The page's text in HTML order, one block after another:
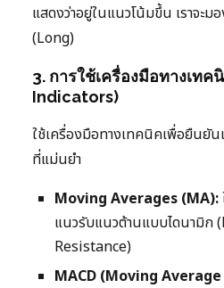
แสดงว่าอยู่ในแนวโน้มขึ้น เราจะม
(Long)
3. การใช้เครื่องมือทางเท
Indicators)
ใช้เครื่องมือทางเทคนิคเพื่อยืนยัน
ที่แม่นยำ
Moving Averages (MA):
แนวรับแนวต้านแบบไดนามิก
Resistance)
MACD (Moving